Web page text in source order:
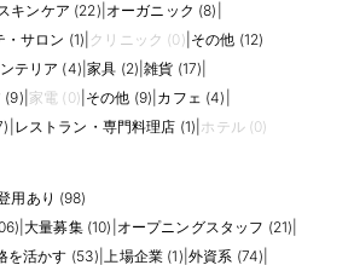
キンケア (22) オーガニック (8)
・サロン (1) クリニック (0) その他 (12)
テリア (4) |家具 (2) |雑貨 (17)
(9) 家電 (0) その他 (9) カフェ (4)
レストラン・専門料理店 (1) ホテル (0)
用あり (98)
|大量募集 (10) オープニングスタッフ (21)
を活かす (53) |上場企業 (1) 外資系 (74)